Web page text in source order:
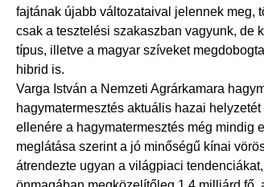
fajtának újabb változataival jelennek meg,
csak a tesztelési szakaszban vagyunk, de
típus, illetve a magyar szíveket
hibrid is.
Varga István a Nemzeti Agrárkamara
hagymatermesztés aktuális hazai
ellenére a hagymatermesztés még mindig
meglátása szerint a jó minőségű kínai
átrendezte ugyan a világpiaci